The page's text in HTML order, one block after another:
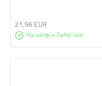
Na zalogi • Zadnji kosi
21,96 EUR